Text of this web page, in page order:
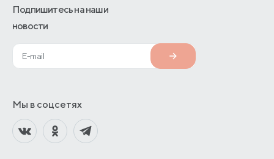
Подпишитесь на наши
новости
Мы в соцсетях